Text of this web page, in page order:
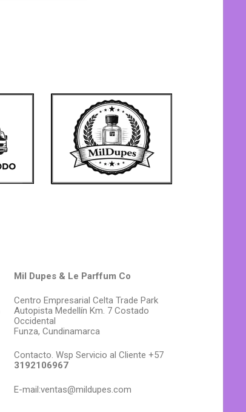
Mil Dupes & Le Parffum Co
Centro Empresarial Celta Trade Park
Autopista Medellín Km. 7 Costado
Occidental
Funza, Cundinamarca
Contacto. Wsp Servicio al Cliente +57
3192106967
E-mail:ventas@mildupes.com